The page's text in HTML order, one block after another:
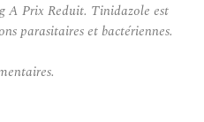
A Prix Reduit. Tinidazole est
parasitaires et bactériennes.